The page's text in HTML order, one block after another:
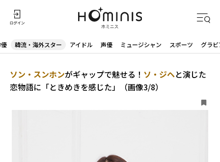
韓流・海外スター アイドル 声優 ミュージシャン スポーツ グラビ
ソン・スンホンがギャップで魅せる！ ソ・ジヘと演じた
恋物語に「ときめきを感じた」（画像3/8）